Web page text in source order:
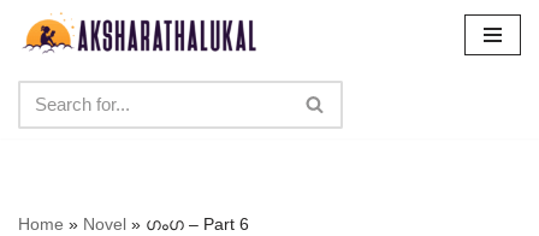
content
Home » Novel » ഗംഗ – Part 6